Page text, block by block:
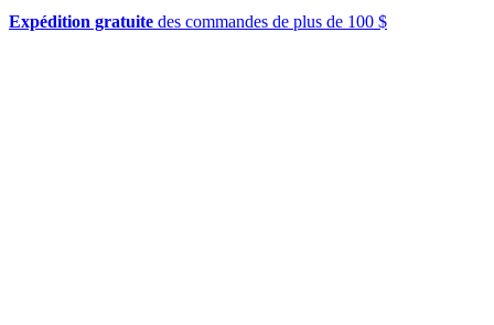
Expédition gratuite des commandes de plus de 100 $